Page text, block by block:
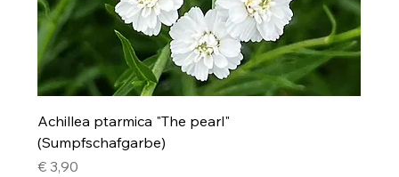
Achillea ptarmica "The pearl"
(Sumpfschafgarbe)
Preis
€ 3,90